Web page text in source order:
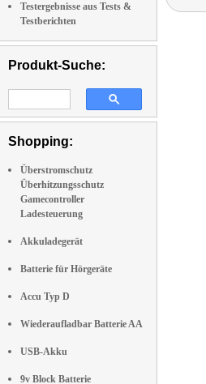
Testergebnisse aus Tests &
Testberichten
Produkt-Suche:
Shopping:
Überstromschutz
Überhitzungsschutz
Gamecontroller
Ladesteuerung
Akkuladegerät
Batterie für Hörgeräte
Accu Typ D
Wiederaufladbar Batterie AA
USB-Akku
9v Block Batterie